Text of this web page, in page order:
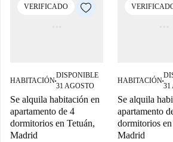
VERIFICADO
HABITACIÓN■
DISPONIBLE
31 AGOSTO
Se alquila habitación en
apartamento de 4
dormitorios en Tetuán,
Madrid
HABITACIÓN■
31
Se alquila
apartamento
dormitorios en
Madrid